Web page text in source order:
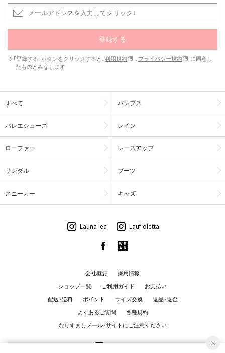
登録する
※「登録する」ボタンをクリックすると、利用規約 、 プライバシー規約
に同意し
たものとみなします
すべて パンプス
バレエシューズ レイン
ローファー レースアップ
サンダル ブーツ
スニーカー キッズ
Launa lea Lauf oletta
会社概要
採用情報
ショップ一覧
ご利用ガイド
お支払い
配送・送料
ポイント サイズ交換
返品・返金
よくあるご質問
各種規約
なりすましメール・サイトにご注意ください